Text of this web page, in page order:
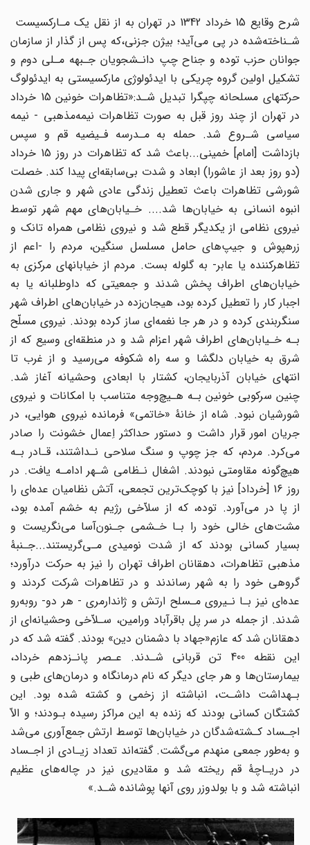
شرح‌ وقایع‌ 15‌ خرداد 1342 در‌ تهران‌ به از نقل یک مـارکسیست ‌
‌شـناخته‌شده در پی می‌آید؛ بیژن جزنی،که پس از گذار‌ از‌ سازمان‌
جوانان حزب توده و جناح چپ دانـشجویان جـبهه مـلی‌‌ دوم‌ و
تشکیل‌ اولین‌ گروه‌ چریکی با ایدئولوژی مارکسیستی به ایدئولوگ
حرکتهای مسلحانه‌ چپگرا تبدیل شـد:
«تظاهرات خونین 15 خرداد
در تهران از چند روز قبل به صورت تظاهرات نیمه‌مذهبی - نیمه‌
سیاسی‌ شـروع شد. حمله به مـدرسه فـیضیه قم و سپس
بازداشت‌ [امام‌] خمینی...باعث شد که‌ تظاهرات در روز 15 خرداد
(دو روز بعد از عاشورا) ابعاد و شدت بی‌سابقه‌ای پیدا کند. خصلت‌
شورشی تظاهرات‌ باعث‌ تعطیل زندگی عادی شهر و جاری شدن
انبوه انسانی به خیابان‌ها شد.... خـیابان‌های مهم شهر توسط
نیروی نظامی از یکدیگر قطع شد و نیروی نظامی همراه تانک و
زرهپوش و جیپ‌های حامل مسلسل‌ سنگین‌، مردم را -اعم ‌از
تظاهرکننده یا عابر- به گلوله‌ بست. مردم از خیابانهای مرکزی به
خیابان‌های اطراف پخش شدند و جمعیتی‌ که‌ داوطلبانه یا به‌
اجبار کار‌ را‌ تعطیل کرده بود، هیجان‌زده در خیابان‌های اطراف شهر
سنگربندی کرده و در هر جا نغمه‌ای ساز کرده بودند. نیروی مسلّح
بـه خـیابان‌های اطراف شهر اعزام‌ شد‌ و در منطقه‌ای وسیع‌ که‌ از‌
شرق به خیابان دلگشا و سه راه شکوفه می‌رسید و از غرب تا
انتهای خیابان آذربایجان، کشتار با ابعادی وحشیانه آغاز شد.
چنین سرکوبی خونین بـه هـیچ‌وجه متناسب با امکانات و نیروی
شورشیان‌ نبود‌. شاه از خانۀ «خاتمی» فرمانده نیروی هوایی، در
جریان امور قرار داشت‌ و دستور حداکثر اِعمال خشونت را صادر
می‌کرد. مردم، که جز چوپ و سنگ سلاحی‌ نـداشتند، قـادر بـه
هیچ‌گونه مقاومتی‌ نبودند‌.اشغال نـظامی‌ شـهر ادامـه یافت. در
روز 16 [خرداد] نیز با کوچک‌ترین تجمعی، آتش نظامیان‌ عده‌ای را
از پا در‌ می‌آورد. توده، که از سلاّخی رژیم به خشم آمده بود،
مشت‌های‌ خالی‌ خود‌ را بـا خـشمی جـنون‌آسا می‌نگریست و
بسیار کسانی بودند که از شدت نومیدی مـی‌گریستند.
..جـنبۀ
مذهبی تظاهرات، دهقانان ‌‌اطراف‌ تهران را نیز به حرکت درآورد؛
گروهی خود را به‌ شهر رساندند و در‌ تظاهرات‌ شرکت‌ کردند و
عده‌ای نیز بـا نـیروی مـسلح ارتش و ژاندارمری - هر دو- روبه‌رو
شدند. از جمله در سر‌ پل باقرآباد ورامین، سـلاّخی وحشیانه‌ای از
دهقانان شد که‌ عازم«جهاد با دشمنان‌ دین» بودند. گفته شد‌ که‌ در
این نقطه 400 تن قربانی شـدند. عـصر پانـزدهم خرداد،
بیمارستان‌ها و هر جای دیگر که نام درمانگاه و درمان‌های طبی و
بـهداشت داشـت، انباشته از زخمی و کشته شده بود. این
کشتگان کسانی بودند‌ که زنده به این مراکز رسیده بـودند؛ و الاّ
اجـساد کـشته‌شدگان در خیابان‌ها توسط ارتش جمع‌آوری می‌شد
و به‌طور جمعی منهدم‌ می‌گشت. گفته‌اند تعداد زیـادی از اجـساد
در دریـاچۀ قم ریخته شد و مقادیری‌ نیز‌ در چاله‌های‌ عظیم
انباشته شد و با بولدوزر روی آنها پوشانده شـد.»